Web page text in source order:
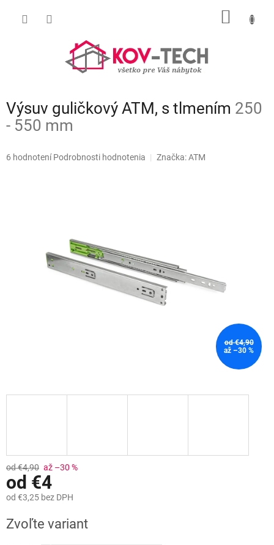
Výsuv guličkový ATM, s tlmením 250
- 550 mm
Priemerné
6 hodnotení Podrobnosti hodnotenia Značka:ATM
od €4,90
až –30 %
od €4,90 až –30 %
od €4
od €3,25 bez DPH
cena:
Zvoľte variant